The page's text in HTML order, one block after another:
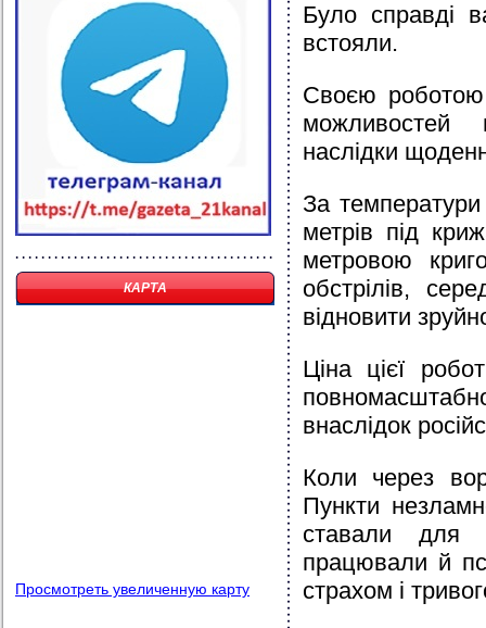
КАРТА
Просмотреть увеличенную карту
Було справді
встояли.
Своєю роботою
можливостей
наслідки
За
метрів під
метровою
обстрілів,
відновити
Ціна цієї
внаслідок
Коли через
Пункти
ставали для
працювали й
страхом і